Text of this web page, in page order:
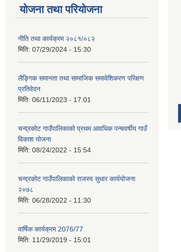
योजना तथा परियोजना
नीति तथा कार्यक्रम २०८१/०८२
मिति: 07/29/2024 - 15:30
लैङ्गिक समानता तथा सामाजिक समावेशिकरण परिक्षण
प्रतिवेदन
मिति: 06/11/2023 - 17:01
चन्द्रकोट गाउँपालिकाको प्रथम आवधिक पन्चवर्षीय गाउँ
विकाश योजना
मिति: 08/24/2022 - 15:54
चन्द्रकोट गाउँपालिकाको राजस्व सुधार कार्ययोजना
२०७८
मिति: 06/28/2022 - 11:30
वार्षिक कार्यक्रम 2076/77
मिति: 11/29/2019 - 15:01